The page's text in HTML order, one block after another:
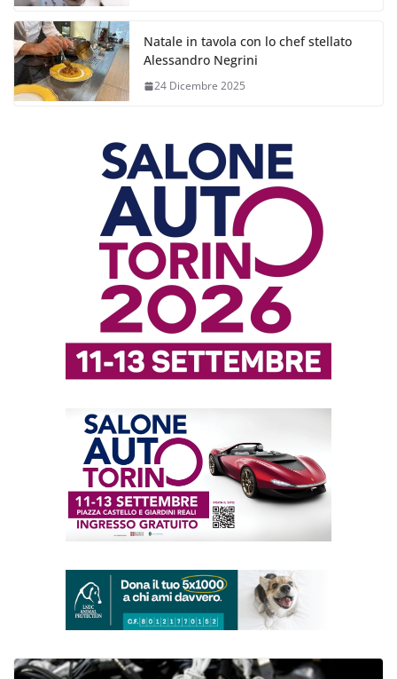
Natale in tavola con lo chef stellato
Alessandro Negrini
24 Dicembre 2025